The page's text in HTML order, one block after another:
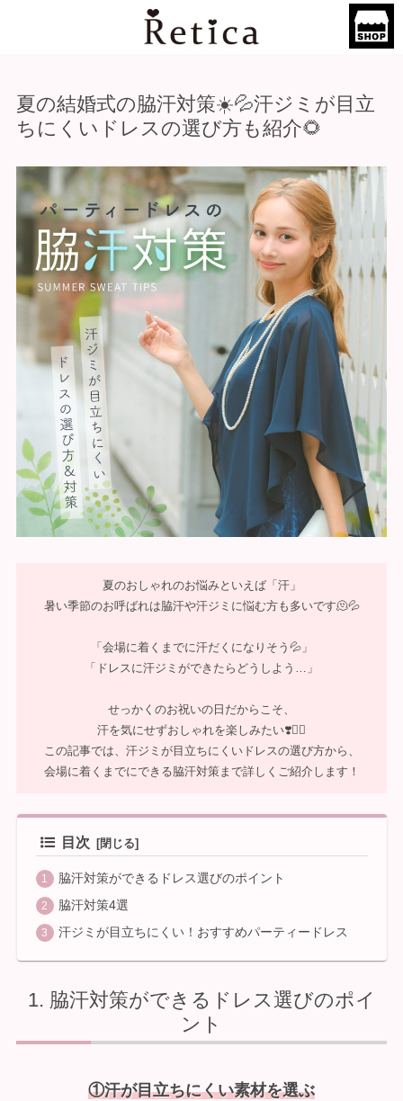
夏の結婚式の脇汗対策☀️💦汗ジミが目立
ちにくいドレスの選び方も紹介🌻
夏のおしゃれのお悩みといえば「汗」
暑い季節のお呼ばれは脇汗や汗ジミに悩む方も多いです🫠💦
「会場に着くまでに汗だくになりそう💦」
「ドレスに汗ジミができたらどうしよう…」
せっかくのお祝いの日だからこそ、
汗を気にせずおしゃれを楽しみたい❣️❤️‍🔥
この記事では、汗ジミが目立ちにくいドレスの選び方から、
会場に着くまでにできる脇汗対策まで詳しくご紹介します！
目次
脇汗対策ができるドレス選びのポイント
脇汗対策4選
汗ジミが目立ちにくい！おすすめパーティードレス
脇汗対策ができるドレス選びのポイ
ント
①汗が目立ちにくい素材を選ぶ